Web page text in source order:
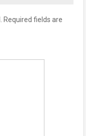
Required fields are